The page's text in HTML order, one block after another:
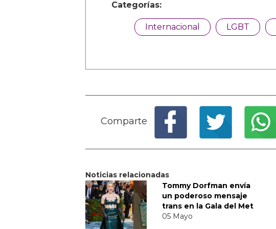
Categorías:
Internacional LGBT
Comparte
Noticias relacionadas
Tommy Dorfman envía
un poderoso mensaje
trans en la Gala del Met
05 Mayo